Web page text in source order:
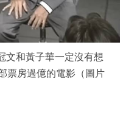
文和黃子華一定沒有想
票房過億的電影（圖片